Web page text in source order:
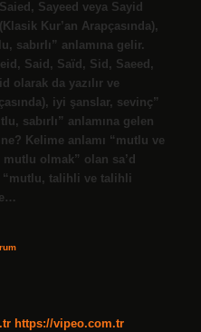
Sayeed veya Sayid
Kur’an Arapçasında),
sabırlı” anlamına gelir.
olarak da yazılır ve
iyi şanslar, sevinç”
sabırlı” anlamına gelen
Kelime anlamı “mutlu ve
olmak” olan sa’d
“mutlu, talihli ve talihli
https://vipeo.com.tr